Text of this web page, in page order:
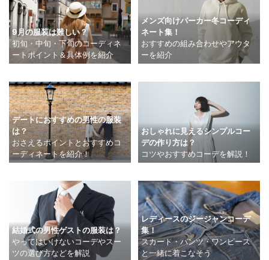
9月の服装は難しい？
初旬・中旬・下旬のコーディネ
ートポイント＆具体例を紹介
メンズ向けパーカー冬コーディ
ネート集！
おすすめの組み合わせやアウタ
ーを紹介
デートにおすすめの男性の服装
は？
おさえるポイントとおすすめコ
ーディネートを紹介！
おしゃれに見えるシンプルコー
デの作り方は？
コツやおすすめコーデを解説！
結婚式の男性ゲストの服装は？
やってはいけないコーデやスー
ツの選び方などを解説
レディースのジージャンコーデ
集！
スカート・パンツ・ワンピース
と一緒に着こなそう